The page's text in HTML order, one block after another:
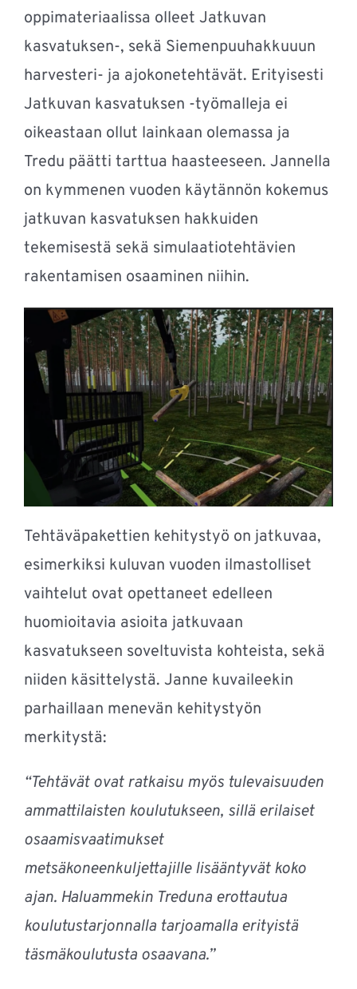
oppimateriaalissa olleet Jatkuvan
kasvatuksen-, sekä Siemenpuuhakkuuun
harvesteri- ja ajokonetehtävät. Erityisesti
Jatkuvan kasvatuksen -työmalleja ei
oikeastaan ollut lainkaan olemassa ja
Tredu päätti tarttua haasteeseen. Jannella
on kymmenen vuoden käytännön kokemus
jatkuvan kasvatuksen hakkuiden
tekemisestä sekä simulaatiotehtävien
rakentamisen osaaminen niihin.
Tehtäväpakettien kehitystyö on jatkuvaa,
esimerkiksi kuluvan vuoden ilmastolliset
vaihtelut ovat opettaneet edelleen
huomioitavia asioita jatkuvaan
kasvatukseen soveltuvista kohteista, sekä
niiden käsittelystä. Janne kuvaileekin
parhaillaan menevän kehitystyön
merkitystä:
“Tehtävät ovat ratkaisu myös tulevaisuuden
ammattilaisten koulutukseen, sillä erilaiset
osaamisvaatimukset
metsäkoneenkuljettajille lisääntyvät koko
ajan. Haluammekin Treduna erottautua
koulutustarjonnalla tarjoamalla erityistä
täsmäkoulutusta osaavana.”